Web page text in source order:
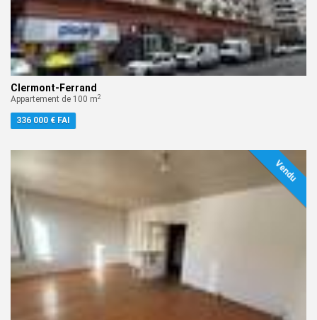
Clermont-Ferrand
Appartement de 100 m2
336 000 € FAI
Vendu